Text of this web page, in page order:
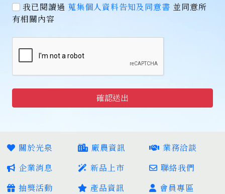
我已閱讀過 蒐集個人資料告知及同意書 並同意所
有相關內容
確認送出
關於光泉
企業消息
抽獎活動
廠農資訊
新品上市
產品資訊
業務洽談
聯絡我們
會員專區